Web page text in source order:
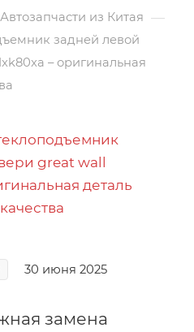
Автозапчасти из Китая —
задней левой
– оригинальная
30 июня 2025
замена